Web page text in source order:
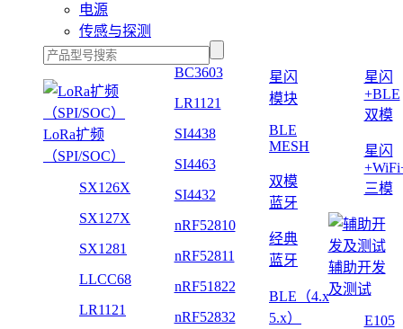
电源
传感与探测
LoRa扩频
（SPI/SOC）
SX126X
SX127X
SX1281
LLCC68
LR1121
BC3603
LR1121
SI4438
SI4463
SI4432
nRF52810
nRF52811
nRF51822
nRF52832
星闪
模块
BLE
MESH
双模
蓝牙
经典
蓝牙
BLE（4.x
5.x）
星闪
+BLE
双模
星闪
三模
辅助开发
及测试
E105